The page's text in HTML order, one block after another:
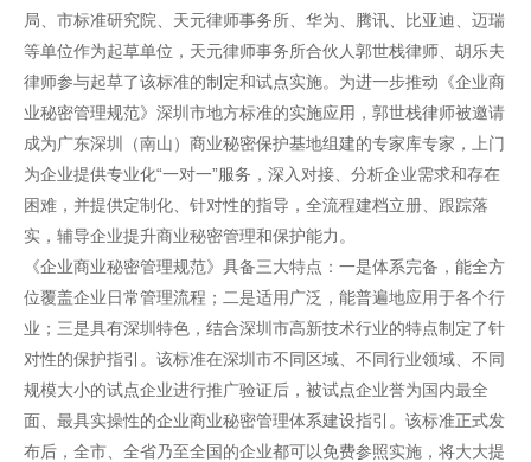
局、市标准研究院、天元律师事务所、华为、腾讯、比亚迪、迈瑞
等单位作为起草单位，天元律师事务所合伙人郭世栈律师、胡乐夫
律师参与起草了该标准的制定和试点实施。为进一步推动《企业商
业秘密管理规范》深圳市地方标准的实施应用，郭世栈律师被邀请
成为广东深圳（南山）商业秘密保护基地组建的专家库专家，上门
为企业提供专业化“一对一”服务，深入对接、分析企业需求和存在
困难，并提供定制化、针对性的指导，全流程建档立册、跟踪落
实，辅导企业提升商业秘密管理和保护能力。
《企业商业秘密管理规范》具备三大特点：一是体系完备，能全方
位覆盖企业日常管理流程；二是适用广泛，能普遍地应用于各个行
业；三是具有深圳特色，结合深圳市高新技术行业的特点制定了针
对性的保护指引。该标准在深圳市不同区域、不同行业领域、不同
规模大小的试点企业进行推广验证后，被试点企业誉为国内最全
面、最具实操性的企业商业秘密管理体系建设指引。该标准正式发
布后，全市、全省乃至全国的企业都可以免费参照实施，将大大提